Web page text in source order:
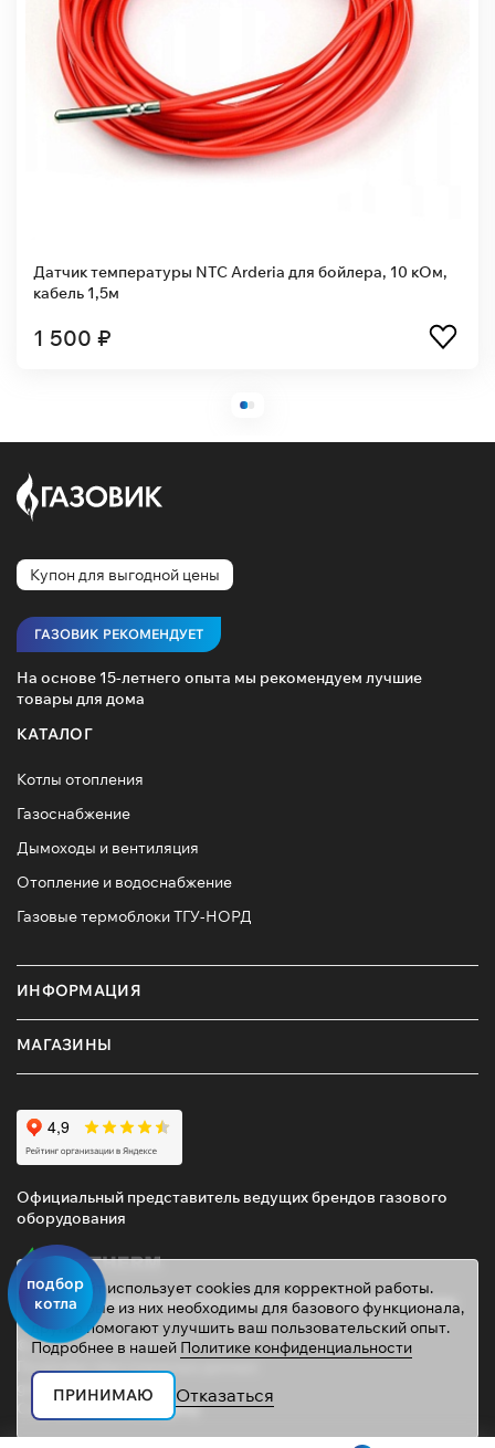
подбор
котла
Датчик температуры NTC Arderia для бойлера, 10 кОм,
кабель 1,5м
1 500 ₽
Купон для выгодной цены
ГАЗОВИК РЕКОМЕНДУЕТ
На основе 15-летнего опыта мы рекомендуем лучшие
товары для дома
КАТАЛОГ
Котлы отопления
Газоснабжение
Дымоходы и вентиляция
Отопление и водоснабжение
Газовые термоблоки ТГУ-НОРД
ИНФОРМАЦИЯ
МАГАЗИНЫ
Официальный представитель ведущих брендов газового
оборудования
© 2026 ТД «ГАЗОВИК»
Политика персональных данных
gazovik55@inbox.ru
Сайт сделали
Mahogany
Этот сайт использует cookies для корректной работы.
Некоторые из них необходимы для базового функционала,
другие помогают улучшить ваш пользовательский опыт.
Подробнее в нашей Политике конфиденциальности
ПРИНИМАЮ Отказаться